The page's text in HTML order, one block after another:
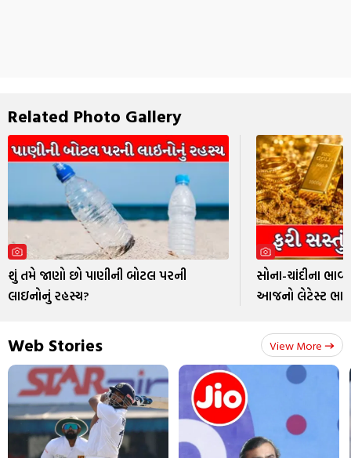
Related Photo Gallery
શું તમે જાણો છો પાણીની બોટલ પરની
લાઇનોનું રહસ્ય?
સોના-ચાંદીના
આજનો લેટેસ્ટ
Web Stories View More